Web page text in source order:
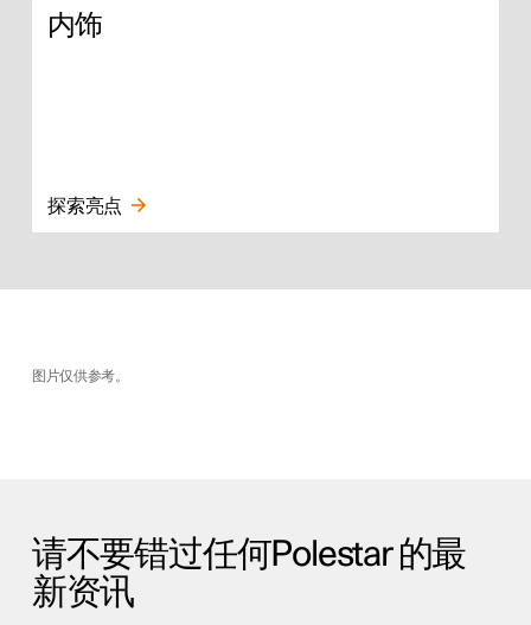
内饰
探索亮点
图片仅供参考。
请不要错过任何Polestar 的最
新资讯